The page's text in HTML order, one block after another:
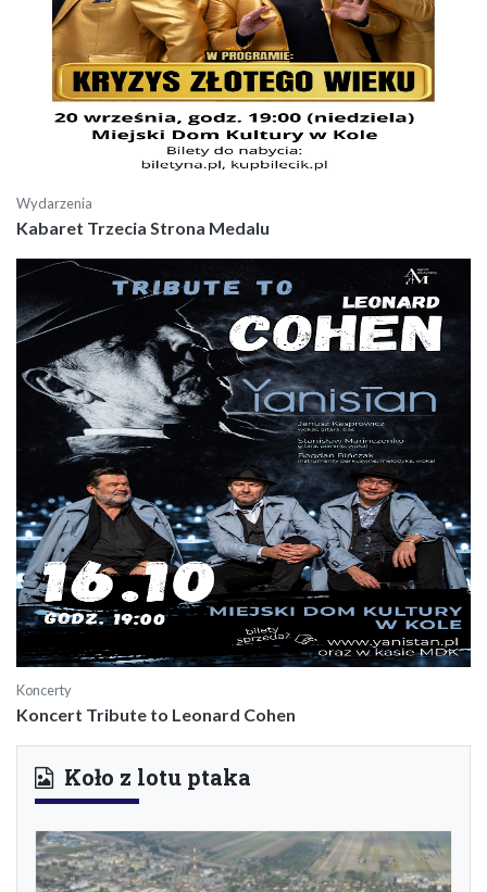
Wydarzenia
Kabaret Trzecia Strona Medalu
Koncerty
Koncert Tribute to Leonard Cohen
Koło z lotu ptaka